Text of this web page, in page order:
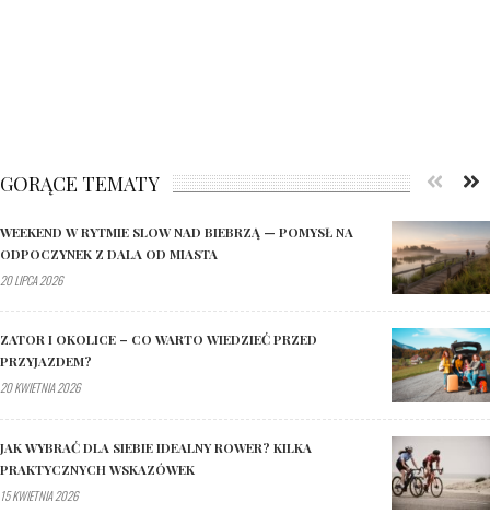
GORĄCE TEMATY
WEEKEND W RYTMIE SLOW NAD BIEBRZĄ — POMYSŁ NA
ODPOCZYNEK Z DALA OD MIASTA
20 LIPCA 2026
ZATOR I OKOLICE – CO WARTO WIEDZIEĆ PRZED
PRZYJAZDEM?
20 KWIETNIA 2026
JAK WYBRAĆ DLA SIEBIE IDEALNY ROWER? KILKA
PRAKTYCZNYCH WSKAZÓWEK
15 KWIETNIA 2026